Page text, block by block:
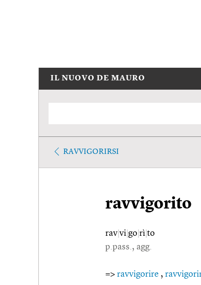
IL NUOVO DE MAURO
RAVVIGORIRSI
ravvigorito
rav vi go rì to
p.pass., agg.
=> ravvigorire ,